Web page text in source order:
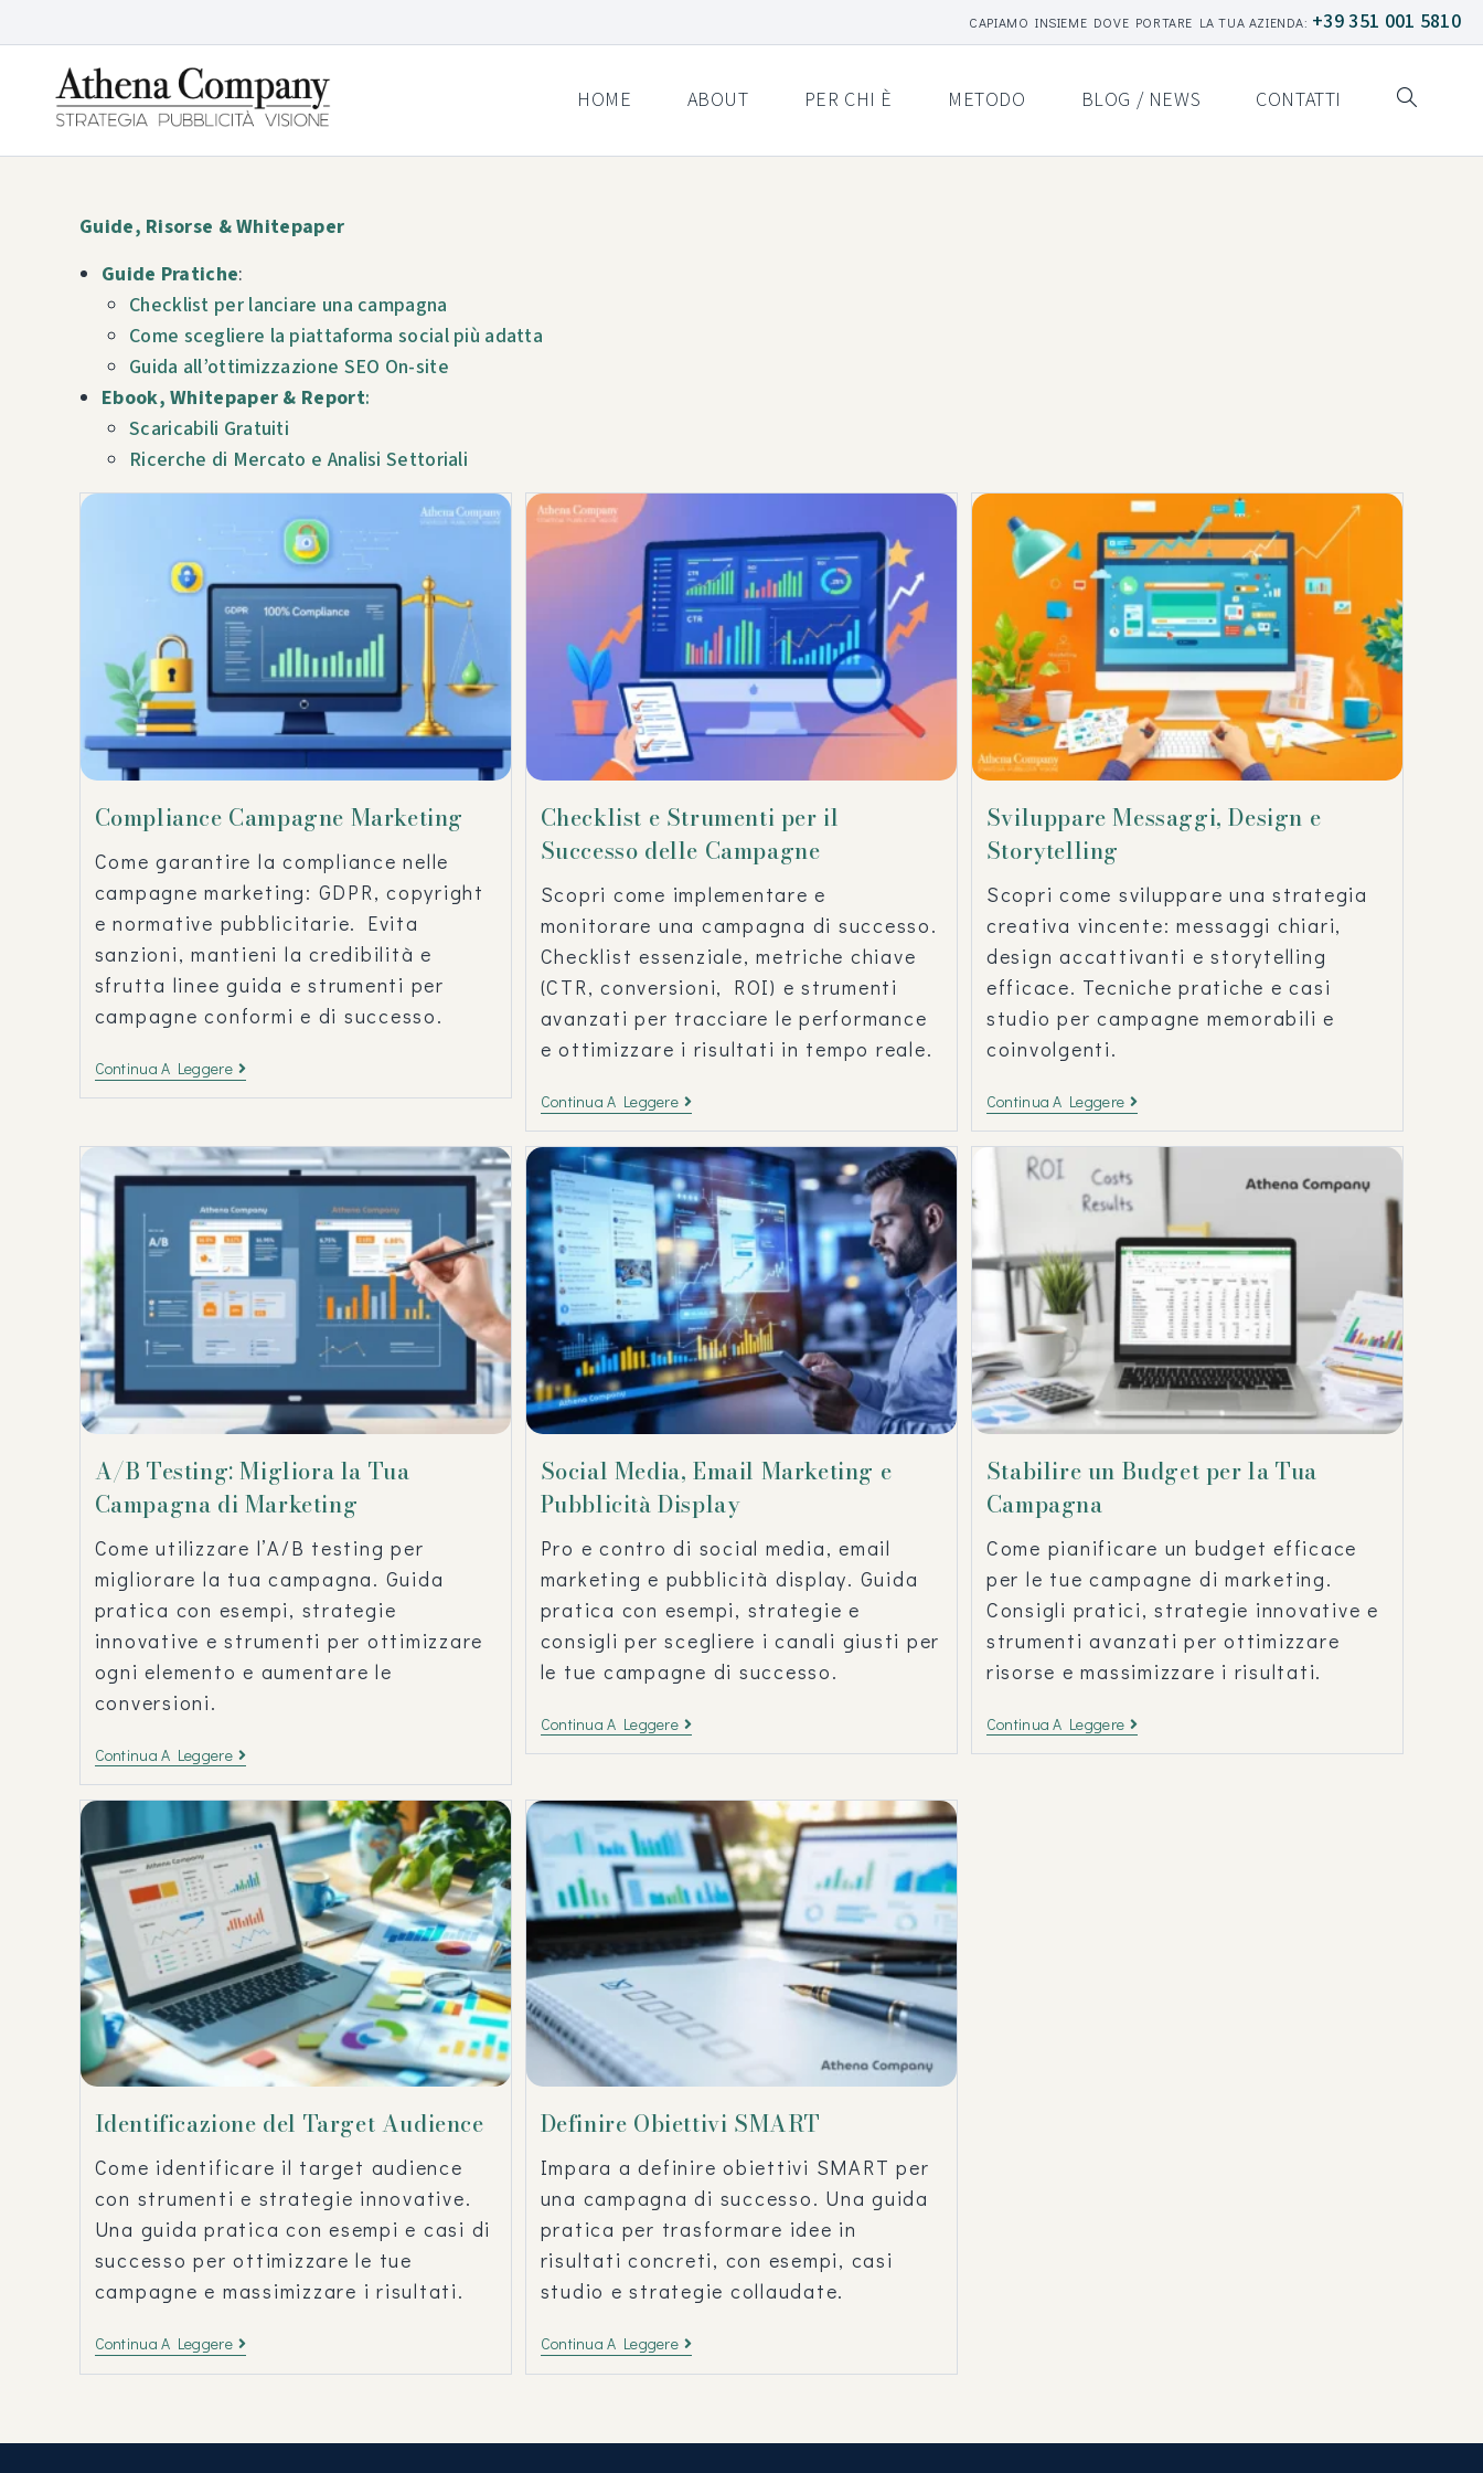
CAPIAMO INSIEME DOVE PORTARE LA TUA AZIENDA: +39 351 001 5810
HOME ABOUT PER CHI È METODO BLOG / NEWS CONTATTI
Guide, Risorse & Whitepaper
Guide Pratiche:
Checklist per lanciare una campagna
Come scegliere la piattaforma social più adatta
Guida all’ottimizzazione SEO On-site
Ebook, Whitepaper & Report:
Scaricabili Gratuiti
Ricerche di Mercato e Analisi Settoriali
Compliance Campagne Marketing
Come garantire la compliance nelle
campagne marketing: GDPR, copyright
e normative pubblicitarie. Evita
sanzioni, mantieni la credibilità e
sfrutta linee guida e strumenti per
campagne conformi e di successo.
Continua A Leggere
Checklist e Strumenti per il
Successo delle Campagne
Scopri come implementare e
monitorare una campagna di successo.
Checklist essenziale, metriche chiave
(CTR, conversioni, ROI) e strumenti
avanzati per tracciare le performance
e ottimizzare i risultati in tempo reale.
Continua A Leggere
Sviluppare Messaggi, Design e
Storytelling
Scopri come sviluppare una strategia
creativa vincente: messaggi chiari,
design accattivanti e storytelling
efficace. Tecniche pratiche e casi
studio per campagne memorabili e
coinvolgenti.
Continua A Leggere
A/B Testing: Migliora la Tua
Campagna di Marketing
Come utilizzare l’A/B testing per
migliorare la tua campagna. Guida
pratica con esempi, strategie
innovative e strumenti per ottimizzare
ogni elemento e aumentare le
conversioni.
Continua A Leggere
Social Media, Email Marketing e
Pubblicità Display
Pro e contro di social media, email
marketing e pubblicità display. Guida
pratica con esempi, strategie e
consigli per scegliere i canali giusti per
le tue campagne di successo.
Continua A Leggere
Stabilire un Budget per la Tua
Campagna
Come pianificare un budget efficace
per le tue campagne di marketing.
Consigli pratici, strategie innovative e
strumenti avanzati per ottimizzare
risorse e massimizzare i risultati.
Continua A Leggere
Identificazione del Target Audience
Come identificare il target audience
con strumenti e strategie innovative.
Una guida pratica con esempi e casi di
successo per ottimizzare le tue
campagne e massimizzare i risultati.
Continua A Leggere
Definire Obiettivi SMART
Impara a definire obiettivi SMART per
una campagna di successo. Una guida
pratica per trasformare idee in
risultati concreti, con esempi, casi
studio e strategie collaudate.
Continua A Leggere